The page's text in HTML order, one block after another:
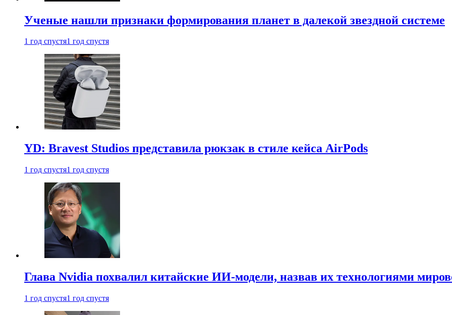
Ученые нашли признаки формирования планет в далекой звездной системе
1 год спустя1 год спустя
YD: Bravest Studios представила рюкзак в стиле кейса AirPods
1 год спустя1 год спустя
Глава Nvidia похвалил китайские ИИ-модели, назвав их технологиями
1 год спустя1 год спустя